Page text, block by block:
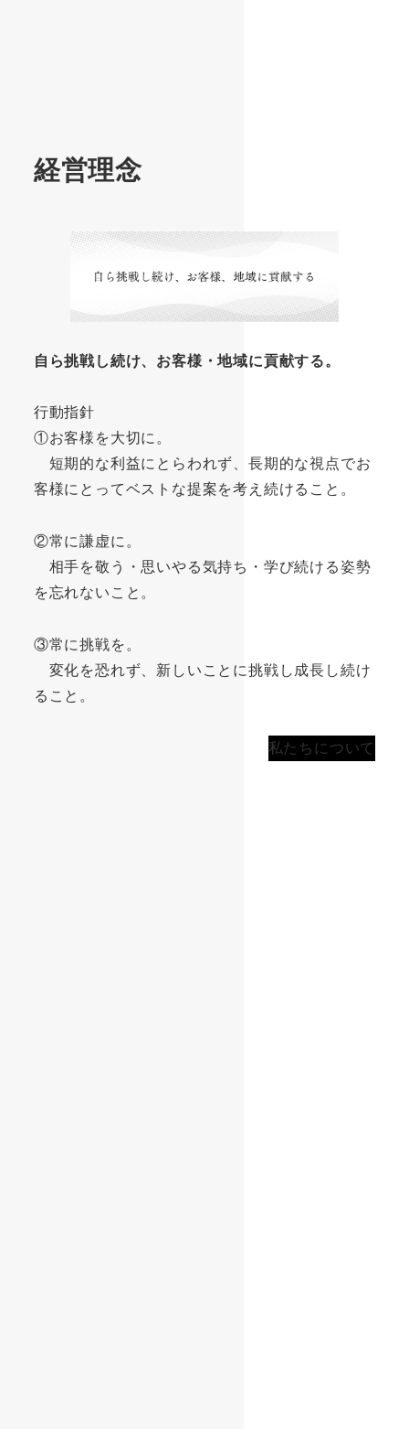
経営理念
自ら挑戦し続け、お客様・地域に貢献する。
行動指針
①お客様を大切に。
短期的な利益にとらわれず、長期的な視点でお
客様にとってベストな提案を考え続けること。
②常に謙虚に。
相手を敬う・思いやる気持ち・学び続ける姿勢
を忘れないこと。
③常に挑戦を。
変化を恐れず、新しいことに挑戦し成長し続け
ること。
私たちについて